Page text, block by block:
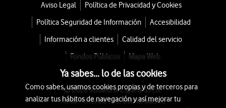
Aviso Legal
Política de Privacidad y Cookies
Política Seguridad de Información
Accesibilidad
Información a clientes
Calidad del servicio
Fondos Públicos
Mapa Web
© 2026 Vodafone España S.A.U.
Avda. América 115, 28042 Madrid
Ya sabes... lo de las cookies
Como sabes, usamos cookies propias y de terceros para
analizar tus hábitos de navegación y así mejorar tu